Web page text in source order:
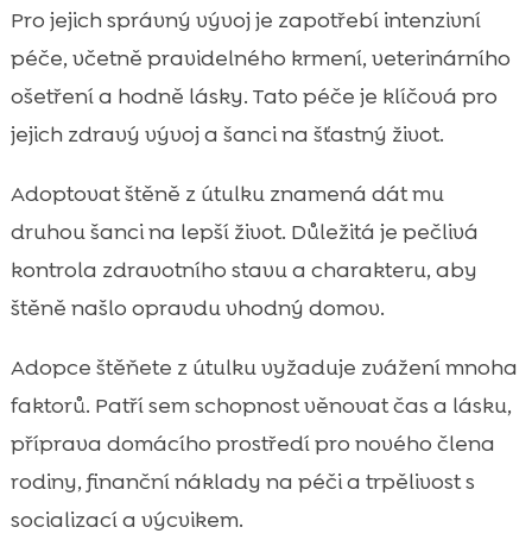
Pro jejich správný vývoj je zapotřebí intenzivní
péče, včetně pravidelného krmení, veterinárního
ošetření a hodně lásky. Tato péče je klíčová pro
jejich zdravý vývoj a šanci na šťastný život.
Adoptovat štěně z útulku znamená dát mu
druhou šanci na lepší život. Důležitá je pečlivá
kontrola zdravotního stavu a charakteru, aby
štěně našlo opravdu vhodný domov.
Adopce štěňete z útulku vyžaduje zvážení mnoha
faktorů. Patří sem schopnost věnovat čas a lásku,
příprava domácího prostředí pro nového člena
rodiny, finanční náklady na péči a trpělivost s
socializací a výcvikem.